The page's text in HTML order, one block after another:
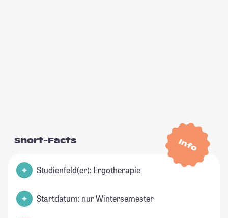
Info
Short-Facts
Studienfeld(er): Ergotherapie
Startdatum: nur Wintersemester